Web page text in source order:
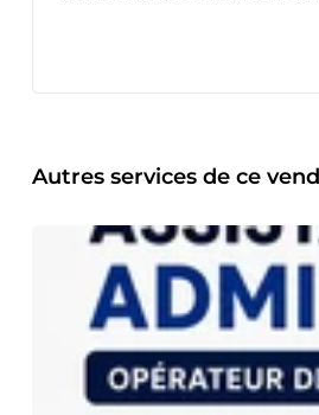
documents Gestion des emails
maîtrisés : Word, Excel,
de qualité afin de garantir
Autres services de ce